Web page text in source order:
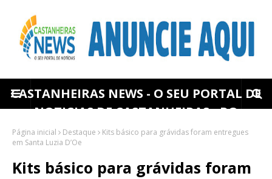
CASTANHEIRAS NEWS - O SEU PORTAL DE
NOTICIAS DE CASTANHEIRAS - RO
Página inicial Destaque
Kits básico para grávidas foram entregues
em Santa Luzia D’Oe
Kits básico para grávidas foram